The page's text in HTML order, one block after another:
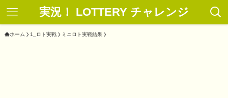
実況！ LOTTERY チャレンジ
ホーム 1_ロト実戦 ミニロト実戦結果